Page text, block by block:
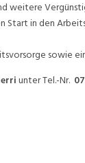
weitere
Start in den
sowie
unter Tel.-Nr.